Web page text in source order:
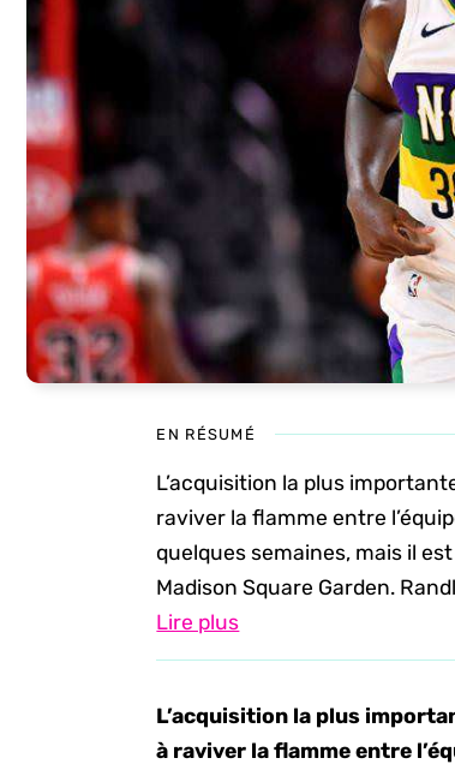
EN RÉSUMÉ
L’acquisition la plus
raviver la flamme entre
quelques semaines, mais il
Madison Square Garden.
Lire plus
L’acquisition la plus
à raviver la flamme entre